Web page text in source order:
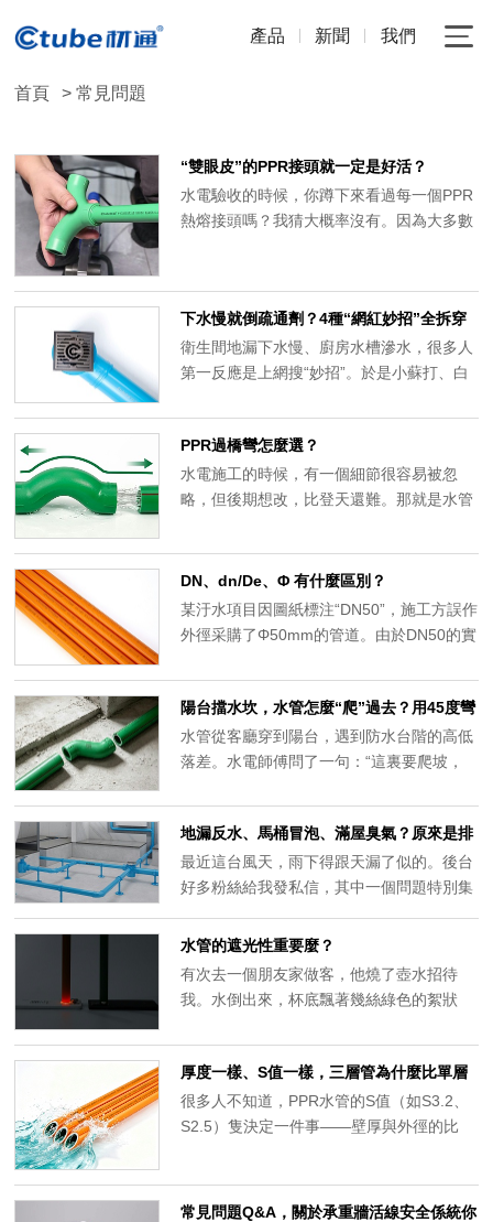
產品 新聞 我們
首頁 > 常見問題
“雙眼皮”的PPR接頭就一定是好活？
水電驗收的時候，你蹲下來看過每一個PPR
熱熔接頭嗎？我猜大概率沒有。因為大多數
你不知道的是：打壓合格，不代表這個接頭
能用30年。真正決定它壽命的，是你幾乎沒
正眼看過的那個小細節——熱熔翻邊，也就
是老師傅常說的“雙眼皮”。
下水慢就倒疏通劑？4種“網紅妙招”全拆穿
衛生間地漏下水慢、廚房水槽滲水，很多人
第一反應是上網搜“妙招”。於是小蘇打、白
沒通，反而把管子腐蝕漏了。
PPR過橋彎怎麼選？
水電施工的時候，有一個細節很容易被忽
略，但後期想改，比登天還難。那就是水管
去，冷熱水管要交叉、水管和地暖管也要交
叉。每一次交叉，都需要一個過橋彎來做高
低避讓。這個管件選得好不好，直接決定你
家未來十年的用水體驗。
DN、dn/De、Φ 有什麼區別？
某汙水項目因圖紙標注“DN50”，施工方誤作
外徑采購了Φ50mm的管道。由於DN50的實
偏差導致設備無法對接，工期延誤2周，直
接損失高達37萬。
陽台擋水坎，水管怎麼“爬”過去？用45度彎
頭還是S彎？
水管從客廳穿到陽台，遇到防水台階的高低
落差。水電師傅問了一句：“這裏要爬坡，
你隨口一句：“怎麼方便怎麼來。”恭喜你，
成功提高了未來漏水的概率。
地漏反水、馬桶冒泡、滿屋臭氣？原來是排
水係統“鬧脾氣”！
最近這台風天，雨下得跟天漏了似的。後台
好多粉絲給我發私信，其中一個問題特別集
嘟往外冒髒水，還翻著臭氣泡。
水管的遮光性重要麼？
有次去一個朋友家做客，他燒了壺水招待
我。水倒出來，杯底飄著幾絲綠色的絮狀
泉水？”他苦笑：“自來水。最近天熱，早上
接的第一盆水，有時都帶點綠。”其實，這
不是水質問題，而是家裏水管的遮光性不
足，讓水管變成了“綠藻培養皿”。今天這篇
怎麼防。
厚度一樣、S值一樣，三層管為什麼比單層
管更耐壓？
很多人不知道，PPR水管的S值（如S3.2、
S2.5）隻決定一件事——壁厚與外徑的比
這個數字是一樣的。但S值相同，隻代表“尺
常見問題Q&A，關於承重牆活線安全係統你